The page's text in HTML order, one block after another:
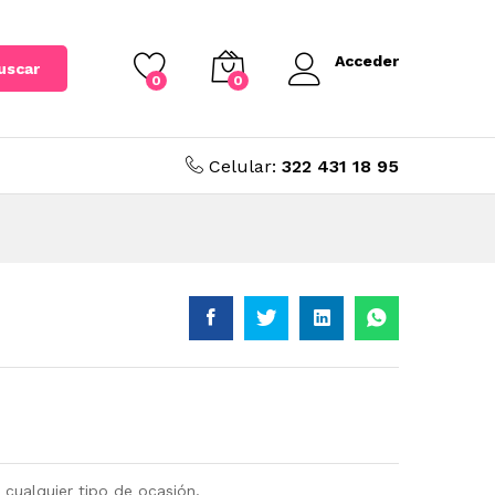
0 0
Acceder
Celular: 322 431 18 95
tipo de ocasión.